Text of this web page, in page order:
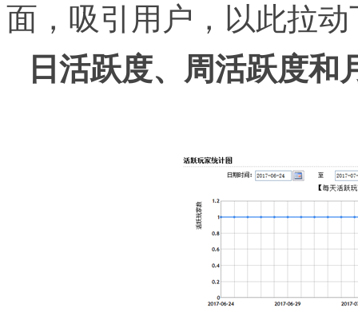
面，吸引用户，以此拉
日活跃度、周活跃度和